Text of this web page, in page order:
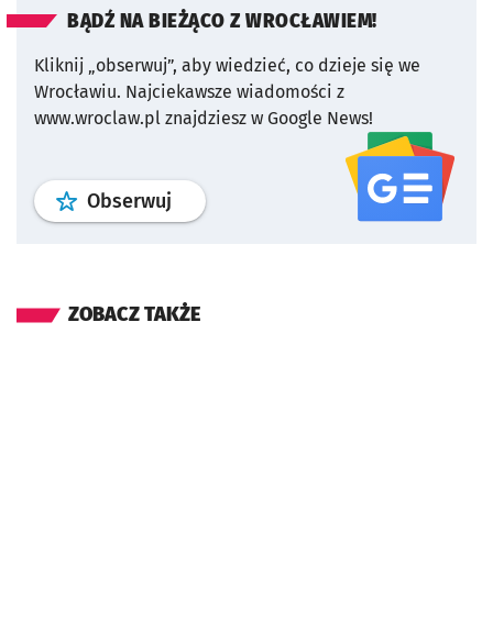
BĄDŹ NA BIEŻĄCO Z WROCŁAWIEM!
Kliknij „obserwuj”, aby wiedzieć, co dzieje się we
Wrocławiu. Najciekawsze wiadomości z
www.wroclaw.pl znajdziesz w Google News!
Obserwuj profil serwisu
ZOBACZ TAKŻE